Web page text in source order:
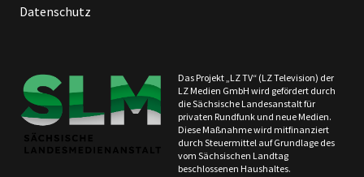
Datenschutz
Das Projekt „LZ TV“ (LZ Television) der
LZ Medien GmbH wird gefördert durch
die Sächsische Landesanstalt für
privaten Rundfunk und neue Medien.
Diese Maßnahme wird mitfinanziert
durch Steuermittel auf Grundlage des
vom Sächsischen Landtag
beschlossenen Haushaltes.